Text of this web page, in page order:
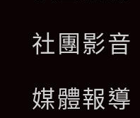
社團影音
媒體報導